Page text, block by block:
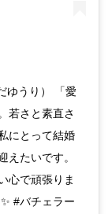
ゆうり） 「愛
若さと素直さ
にとって結婚
えたいです。
心で頑張りま
#バチェラー